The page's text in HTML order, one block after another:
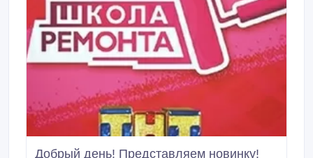
Добрый день! Представляем новинку!